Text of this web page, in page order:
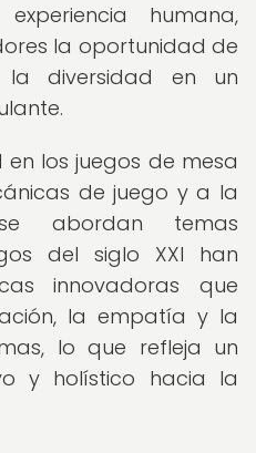
humana,
la oportunidad de
diversidad en un
los juegos de mesa
de juego y a la
abordan temas
del siglo XXI han
innovadoras que
la empatía y la
lo que refleja un
y holístico hacia la